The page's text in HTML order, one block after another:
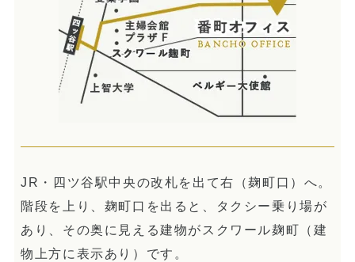
JR・四ツ谷駅中央の改札を出て右（麹町口）へ。
階段を上り、麹町口を出ると、タクシー乗り場が
あり、その奥に見える建物がスクワール麹町（建
物上方に表示あり）です。